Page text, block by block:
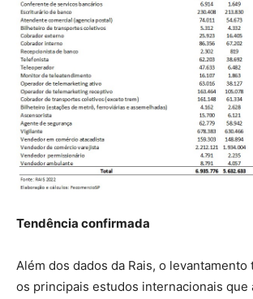
Tendência confirmada
Além dos dados da Rais, o levantamento
os principais estudos internacionais que